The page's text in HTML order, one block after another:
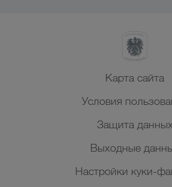
Карта сайта
Условия
Защита данных
Выходные
Настройки куки-